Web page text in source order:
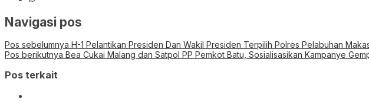
Navigasi pos
Pos sebelumnya H-1 Pelantikan Presiden Dan Wakil Presiden Terpilih Polres Pelabuhan
Pos berikutnya Bea Cukai Malang dan Satpol PP Pemkot Batu, Sosialisasikan Kampanye
Pos terkait